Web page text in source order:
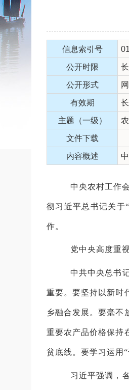
信息索引号
公开时限
公开形式
有效期
主题（一级）
文件下载
内容概述
中央农村工作
彻习近平总书记关于
作。
党中央高度重
中共中央总书
重要。要坚持以新时
乡融合发展。要毫不
重要农产品价格保持
贫底线。要学习运用
习近平强调，